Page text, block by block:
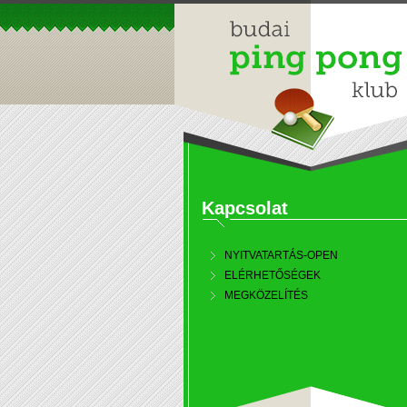
Kapcsolat
NYITVATARTÁS-OPEN
ELÉRHETŐSÉGEK
MEGKÖZELÍTÉS